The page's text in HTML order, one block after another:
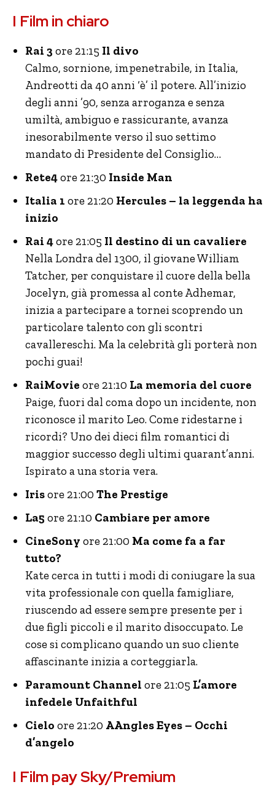
I Film in chiaro
Rai 3 ore 21:15 Il divo
Calmo, sornione, impenetrabile, in Italia,
Andreotti da 40 anni ‘è’ il potere. All’inizio
degli anni ’90, senza arroganza e senza
umiltà, ambiguo e rassicurante, avanza
inesorabilmente verso il suo settimo
mandato di Presidente del Consiglio…
Rete4ore 21:30 Inside Man
Italia 1 ore 21:20 Hercules – la leggenda ha
inizio
Rai 4ore 21:05 Il destino di un cavaliere
Nella Londra del 1300, il giovane William
Tatcher, per conquistare il cuore della bella
Jocelyn, già promessa al conte Adhemar,
inizia a partecipare a tornei scoprendo un
particolare talento con gli scontri
cavallereschi. Ma la celebrità gli porterà non
pochi guai!
RaiMovie ore 21:10 La memoria del cuore
Paige, fuori dal coma dopo un incidente, non
riconosce il marito Leo. Come ridestarne i
ricordi? Uno dei dieci film romantici di
maggior successo degli ultimi quarant’anni.
Ispirato a una storia vera.
Irisore 21:00 The Prestige
La5 ore 21:10 Cambiare per amore
CineSony ore 21:00 Ma come fa a far
tutto?
Kate cerca in tutti i modi di coniugare la sua
vita professionale con quella famigliare,
riuscendo ad essere sempre presente per i
due figli piccoli e il marito disoccupato. Le
cose si complicano quando un suo cliente
affascinante inizia a corteggiarla.
Paramount Channel ore 21:05 L’amore
infedele Unfaithful
Cielo ore 21:20 AAngles Eyes – Occhi
d’angelo
I Film pay Sky/Premium